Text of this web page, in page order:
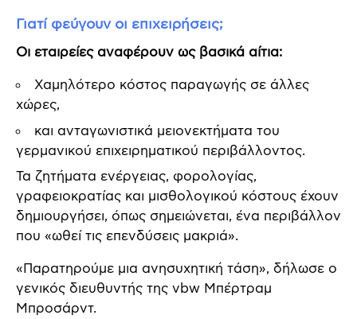
Γιατί φεύγουν οι επιχειρήσεις;
Οι εταιρείες αναφέρουν ως βασικά αίτια:
Χαμηλότερο κόστος παραγωγής σε άλλες
χώρες,
και ανταγωνιστικά μειονεκτήματα του
γερμανικού επιχειρηματικού περιβάλλοντος.
Τα ζητήματα ενέργειας, φορολογίας,
γραφειοκρατίας και μισθολογικού κόστους έχουν
δημιουργήσει, όπως σημειώνεται, ένα περιβάλλον
που «ωθεί τις επενδύσεις μακριά».
«Παρατηρούμε μια ανησυχητική τάση», δήλωσε ο
γενικός διευθυντής της vbw Μπέρτραμ
Μπροσάρντ.